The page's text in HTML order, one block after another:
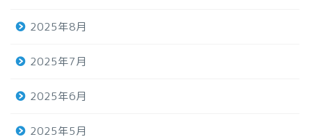
2025年8月
2025年7月
2025年6月
2025年5月